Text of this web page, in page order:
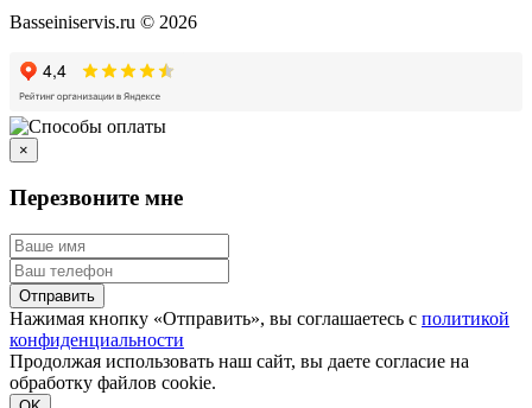
Basseiniservis.ru © 2026
×
Перезвоните мне
Отправить
Нажимая кнопку «Отправить», вы соглашаетесь с политикой
конфиденциальности
Продолжая использовать наш сайт, вы даете согласие на
обработку файлов cookie.